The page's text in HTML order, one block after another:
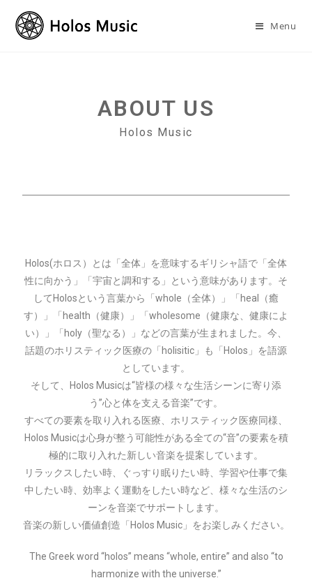
Menu
ABOUT US
Holos Music
Holos(ホロス）とは「全体」を意味するギリシャ語で「全体
性に向かう」「宇宙と調和する」という意味があります。そ
してHolosという言葉から「whole（全体）」「heal（癒
す）」「health（健康）」「wholesome（健康な、健康によ
い）」「holy（聖なる）」などの言葉が生まれました。今、
話題のホリスティック医療の「holisitic」も「Holos」を語源
としています。
そして、Holos Musicは“皆様の様々な生活シーンに寄り添
う”心と体を支える音楽”です。
すべての要素を取り入れる医療、ホリスティック医療同様、
Holos Musicは心身が整う可能性がある全ての“音”の要素を積
極的に取り入れた新しい音楽を提案しています。
リラックスしたい時、ぐっすり眠りたい時、学習や仕事で集
中したい時、効率よく運動をしたい時など、様々な生活のシ
ーンを音楽でサポートします。
音楽の新しい価値創造「Holos Music」をお楽しみください。
The Greek word “holos” means “whole, entire” and also “to
harmonize with the universe.”